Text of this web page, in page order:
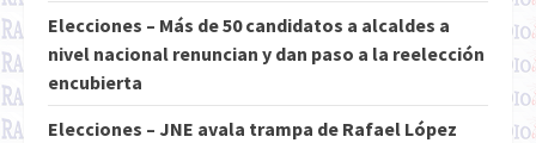
Elecciones – Más de 50 candidatos a alcaldes a
nivel nacional renuncian y dan paso a la reelección
encubierta
Elecciones – JNE avala trampa de Rafael López